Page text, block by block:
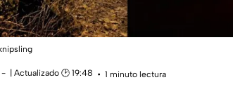
| Actualizado 🕑 19:48
1 minuto lectura